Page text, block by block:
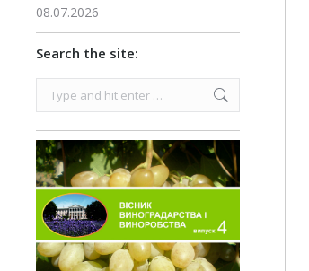
08.07.2026
Search the site:
Search: